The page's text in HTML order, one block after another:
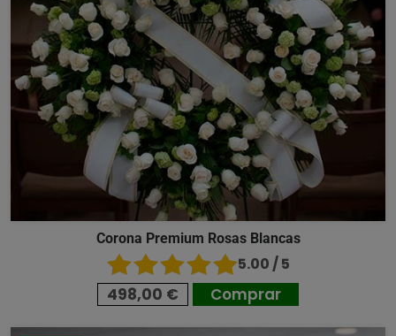
Corona Premium Rosas Blancas
5.00 / 5
498,00 € Comprar